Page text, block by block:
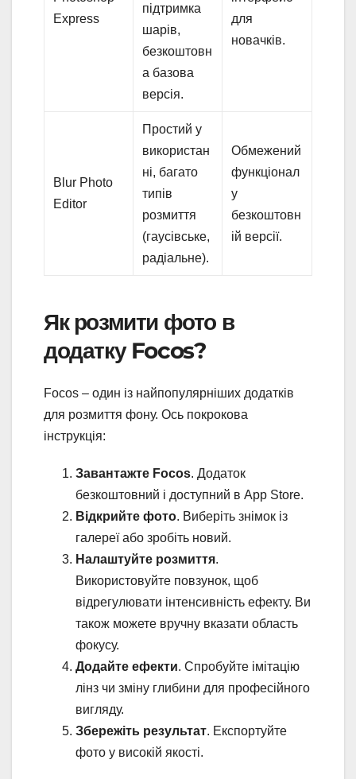
Express
підтримка
шарів,
безкоштовн
а базова
версія.
для
новачків.
Blur Photo
Editor
Простий у
використан
ні, багато
типів
розмиття
(гаусівське,
радіальне).
Обмежений
функціонал
у
безкоштовн
ій версії.
Як розмити фото в
додатку Focos?
Focos – один із найпопулярніших додатків
для розмиття фону. Ось покрокова
інструкція:
Завантажте Focos. Додаток
безкоштовний і доступний в App Store.
Відкрийте фото. Виберіть знімок із
галереї або зробіть новий.
Налаштуйте розмиття.
Використовуйте повзунок, щоб
відрегулювати інтенсивність ефекту. Ви
також можете вручну вказати область
фокусу.
Додайте ефекти. Спробуйте імітацію
лінз чи зміну глибини для професійного
вигляду.
Збережіть результат. Експортуйте
фото у високій якості.